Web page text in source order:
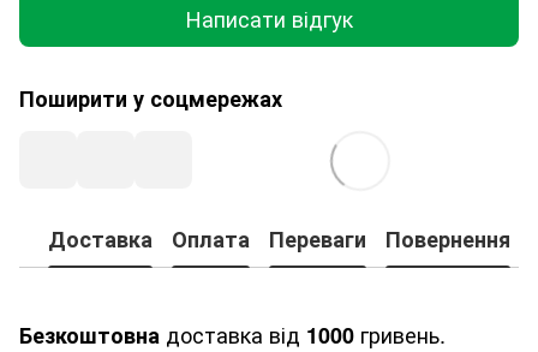
Написати відгук
Поширити у соцмережах
Доставка Оплата Переваги Повернення
Безкоштовна доставка від 1000 гривень.